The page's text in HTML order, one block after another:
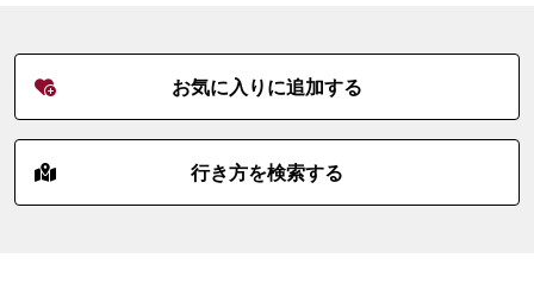
お気に入りに追加する
行き方を検索する